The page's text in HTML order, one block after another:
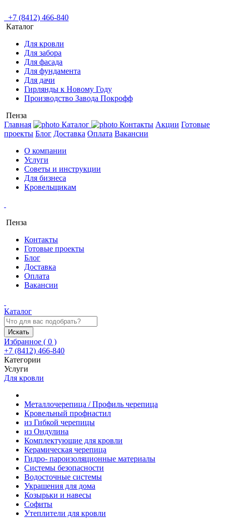
+7 (8412) 466-840
Каталог
Для кровли
Для забора
Для фасада
Для фундамента
Для дачи
Гирлянды к Новому Году
Производство Завода Покрофф
Пенза
Главная
Каталог Контакты Акции Готовые
проекты Блог Доставка Оплата Вакансии
О компании
Услуги
Советы и инструкции
Для бизнеса
Кровельщикам
Пенза
Контакты
Готовые проекты
Блог
Доставка
Оплата
Вакансии
Каталог
Искать
Избранное ( 0 )
+7 (8412) 466-840
Категории
Услуги
Для кровли
Металлочерепица / Профиль черепица
Кровельный профнастил
из Гибкой черепицы
из Ондулина
Комплектующие для кровли
Керамическая черепица
Гидро- пароизоляционные материалы
Системы безопасности
Водосточные системы
Украшения для дома
Козырьки и навесы
Софиты
Утеплители для кровли